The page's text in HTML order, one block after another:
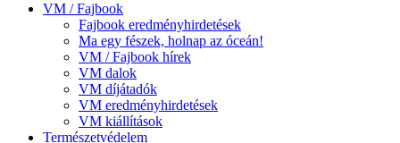
VM / Fajbook
Fajbook eredményhirdetések
Ma egy fészek, holnap az óceán!
VM / Fajbook hírek
VM dalok
VM díjátadók
VM eredményhirdetések
VM kiállítások
Természetvédelem